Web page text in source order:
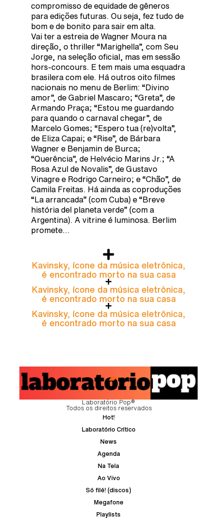
compromisso de equidade de gêneros
para edições futuras. Ou seja, fez tudo de
bom e de bonito para sair em alta.
Vai ter a estreia de Wagner Moura na
direção, o thriller “Marighella”, com Seu
Jorge, na seleção oficial, mas em sessão
hors-concours. E tem mais uma esquadra
brasilera com ele. Há outros oito filmes
nacionais no menu de Berlim: “Divino
amor”, de Gabriel Mascaro; “Greta”, de
Armando Praça; “Estou me guardando
para quando o carnaval chegar”, de
Marcelo Gomes; “Espero tua (re)volta”,
de Eliza Capai; e “Rise”, de Bárbara
Wagner e Benjamin de Burca;
“Querência”, de Helvécio Marins Jr.; “A
Rosa Azul de Novalis”, de Gustavo
Vinagre e Rodrigo Carneiro; e “Chão”, de
Camila Freitas. Há ainda as coproduções
“La arrancada” (com Cuba) e “Breve
história del planeta verde” (com a
Argentina). A vitrine é luminosa. Berlim
promete…
Kavinsky, ícone da música eletrônica,
é encontrado morto na sua casa
Kavinsky, ícone da música eletrônica,
é encontrado morto na sua casa
Kavinsky, ícone da música eletrônica,
é encontrado morto na sua casa
Laboratório Pop®
Todos os direitos reservados
Hot!
Laboratório Crítico
News
Agenda
Na Tela
Ao Vivo
Só filé! (discos)
Megafone
Playlists